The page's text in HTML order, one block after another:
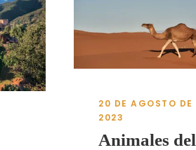
20 DE AGOSTO DE
2023
Animales del